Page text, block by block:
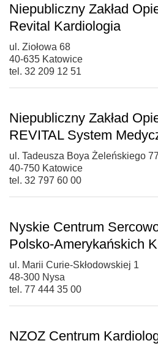
Niepubliczny Zakład
Revital Kardiologia
ul. Ziołowa 68
40-635 Katowice
tel. 32 209 12 51
Niepubliczny Zakład
REVITAL System
ul. Tadeusza Boya Żeleńskiego 77
40-750 Katowice
tel. 32 797 60 00
Nyskie Centrum
Polsko-Amerykańskich
ul. Marii Curie-Skłodowskiej 1
48-300 Nysa
tel. 77 444 35 00
NZOZ Centrum